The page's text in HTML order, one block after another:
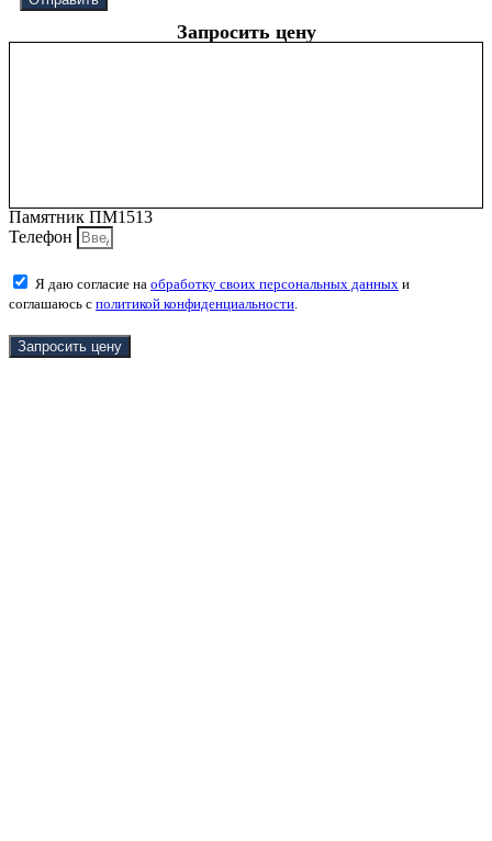
Запросить цену
Памятник ПМ1513
Телефон
Я даю согласие на обработку своих персональных данных и
соглашаюсь с политикой конфиденциальности
Запросить цену